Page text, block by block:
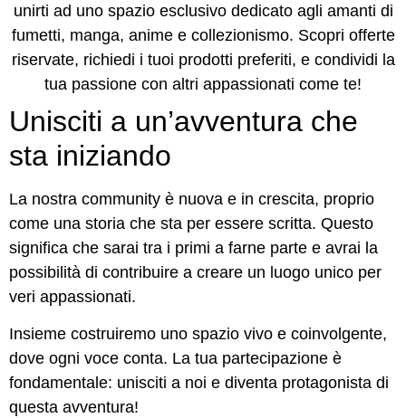
unirti ad uno spazio esclusivo dedicato agli amanti di
fumetti, manga, anime e collezionismo. Scopri offerte
riservate, richiedi i tuoi prodotti preferiti, e condividi la
tua passione con altri appassionati come te!
Unisciti a un’avventura che
sta iniziando
La nostra community è nuova e in crescita, proprio
come una storia che sta per essere scritta. Questo
significa che sarai tra i primi a farne parte e avrai la
possibilità di contribuire a creare un luogo unico per
veri appassionati.
Insieme costruiremo uno spazio vivo e coinvolgente,
dove ogni voce conta. La tua partecipazione è
fondamentale: unisciti a noi e diventa protagonista di
questa avventura!